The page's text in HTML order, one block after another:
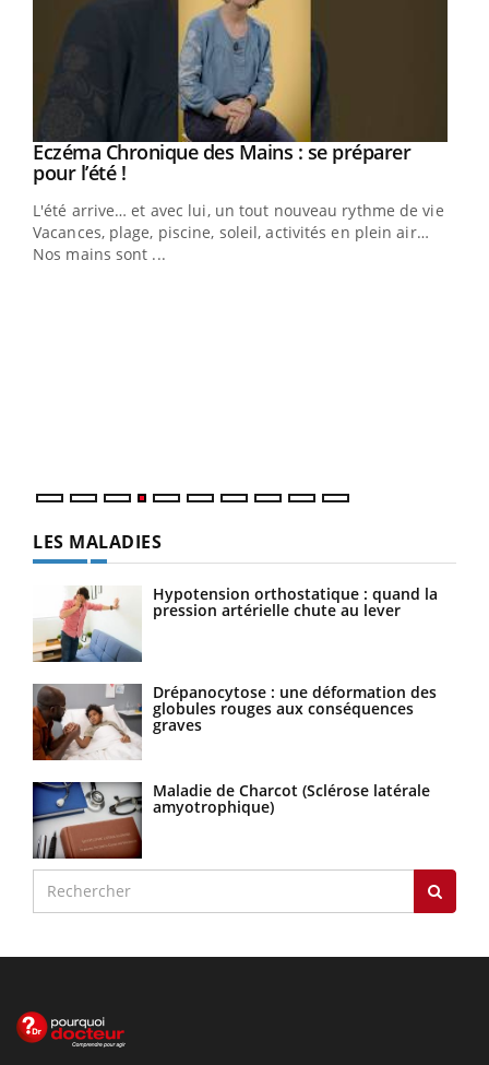
Youtube
Eczéma Chronique des Mains : se préparer
pour l’été !Youtube
L'été arrive… et avec lui, un tout nouveau rythme de vie !
Vacances, plage, piscine, soleil, activités en plein air…
Nos mains sont ...
LES MALADIES
Hypotension orthostatique : quand la
pression artérielle chute au lever
Drépanocytose : une déformation des
globules rouges aux conséquences
graves
Maladie de Charcot (Sclérose latérale
amyotrophique)